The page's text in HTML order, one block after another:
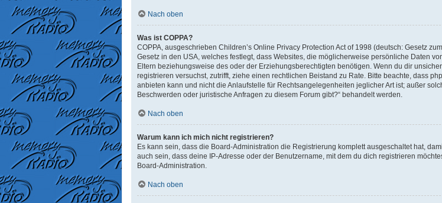
Nach oben
Was ist COPPA?
COPPA, ausgeschrieben Children’s Online Privacy Protection Act of 1998 (deutsch: Gesetz
Gesetz in den USA, welches festlegt, dass Websites, die möglicherweise persönliche Daten
Eltern beziehungsweise des oder der Erziehungsberechtigten benötigen. Wenn du dir
registrieren versuchst, zutrifft, ziehe einen rechtlichen Beistand zu Rate. Bitte beachte, dass
anbieten kann und nicht die Anlaufstelle für Rechtsangelegenheiten jeglicher Art ist; außer
Beschwerden oder juristische Anfragen zu diesem Forum gibt?“ behandelt werden.
Nach oben
Warum kann ich mich nicht registrieren?
Es kann sein, dass die Board-Administration die Registrierung komplett ausgeschaltet hat,
auch sein, dass deine IP-Adresse oder der Benutzername, mit dem du dich registrieren
Board-Administration.
Nach oben